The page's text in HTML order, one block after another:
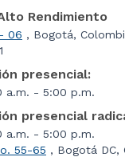
Rendimiento
06 , Bogotá,
presencial:
a.m. - 5:00 p.m.
presencial
a.m. - 5:00 p.m.
55-65 , Bogotá DC,